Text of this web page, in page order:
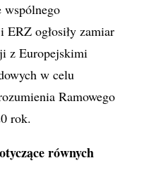
wspólnego
ogłosiły zamiar
z Europejskimi
w celu
Ramowego
rok.
równych